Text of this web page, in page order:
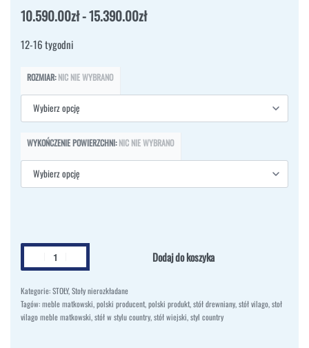
10.590.00zł 15.390.00zł
12-16 tygodni
ROZMIAR: NIC NIE WYBRANO
WYKOŃCZENIE POWIERZCHNI: NIC NIE WYBRANO
Dodaj do koszyka
Kategorie:STOŁY,Stoły nierozkładane
Tagów:meble matkowski,polski producent,polski produkt,stół drewniany,stół vilago,stoł
vilago meble matkowski,stół w stylu country,stół wiejski,styl country